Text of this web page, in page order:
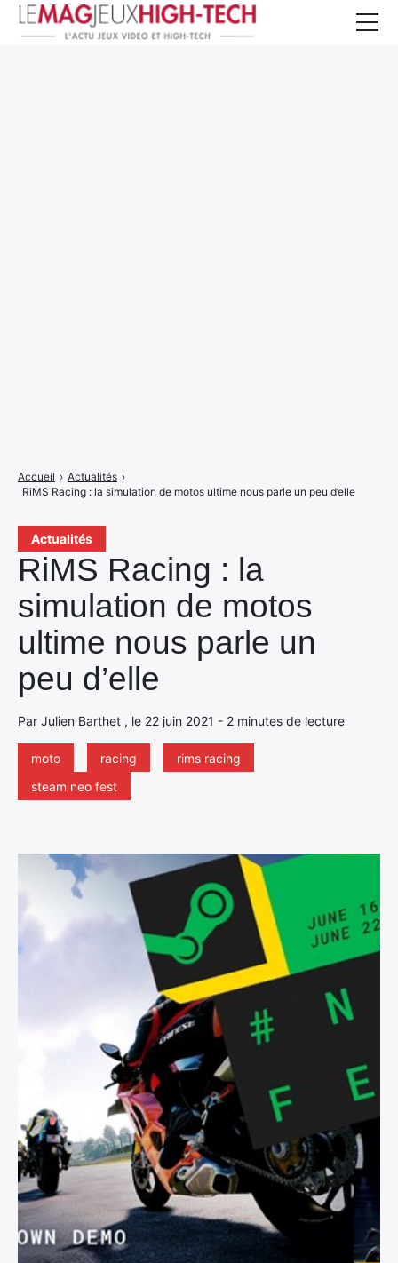
Actualités
RiMS Racing : la
simulation de motos
ultime nous parle un
peu d’elle
Par Julien Barthet , le 22 juin 2021 - 2 minutes de lecture
moto racing
rims racing
steam neo fest
Accueil › Actualités ›
RiMS Racing : la simulation de motos ultime nous parle un peu d’elle